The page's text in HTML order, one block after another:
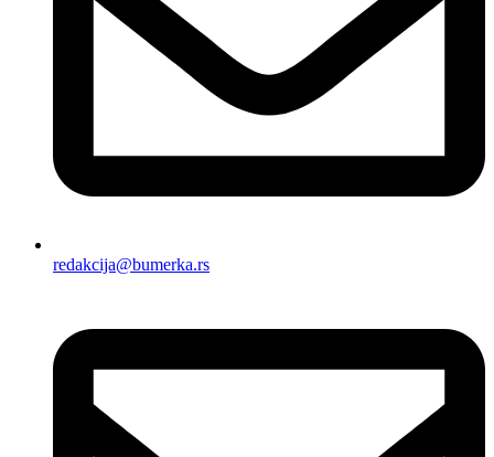
redakcija@bumerka.rs